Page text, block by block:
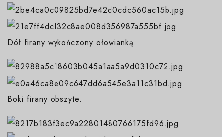
Dół firany wykończony ołowianką.
Boki firany obszyte.